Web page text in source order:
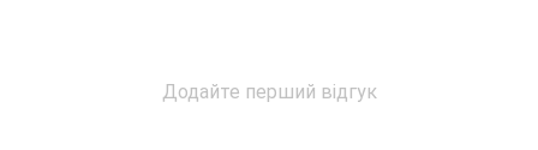
Додайте перший відгук